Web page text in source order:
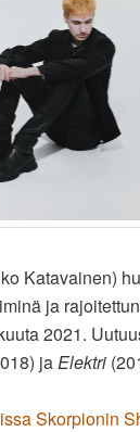
Katavainen)
ja
2021.
jaElektri
Skorpionin